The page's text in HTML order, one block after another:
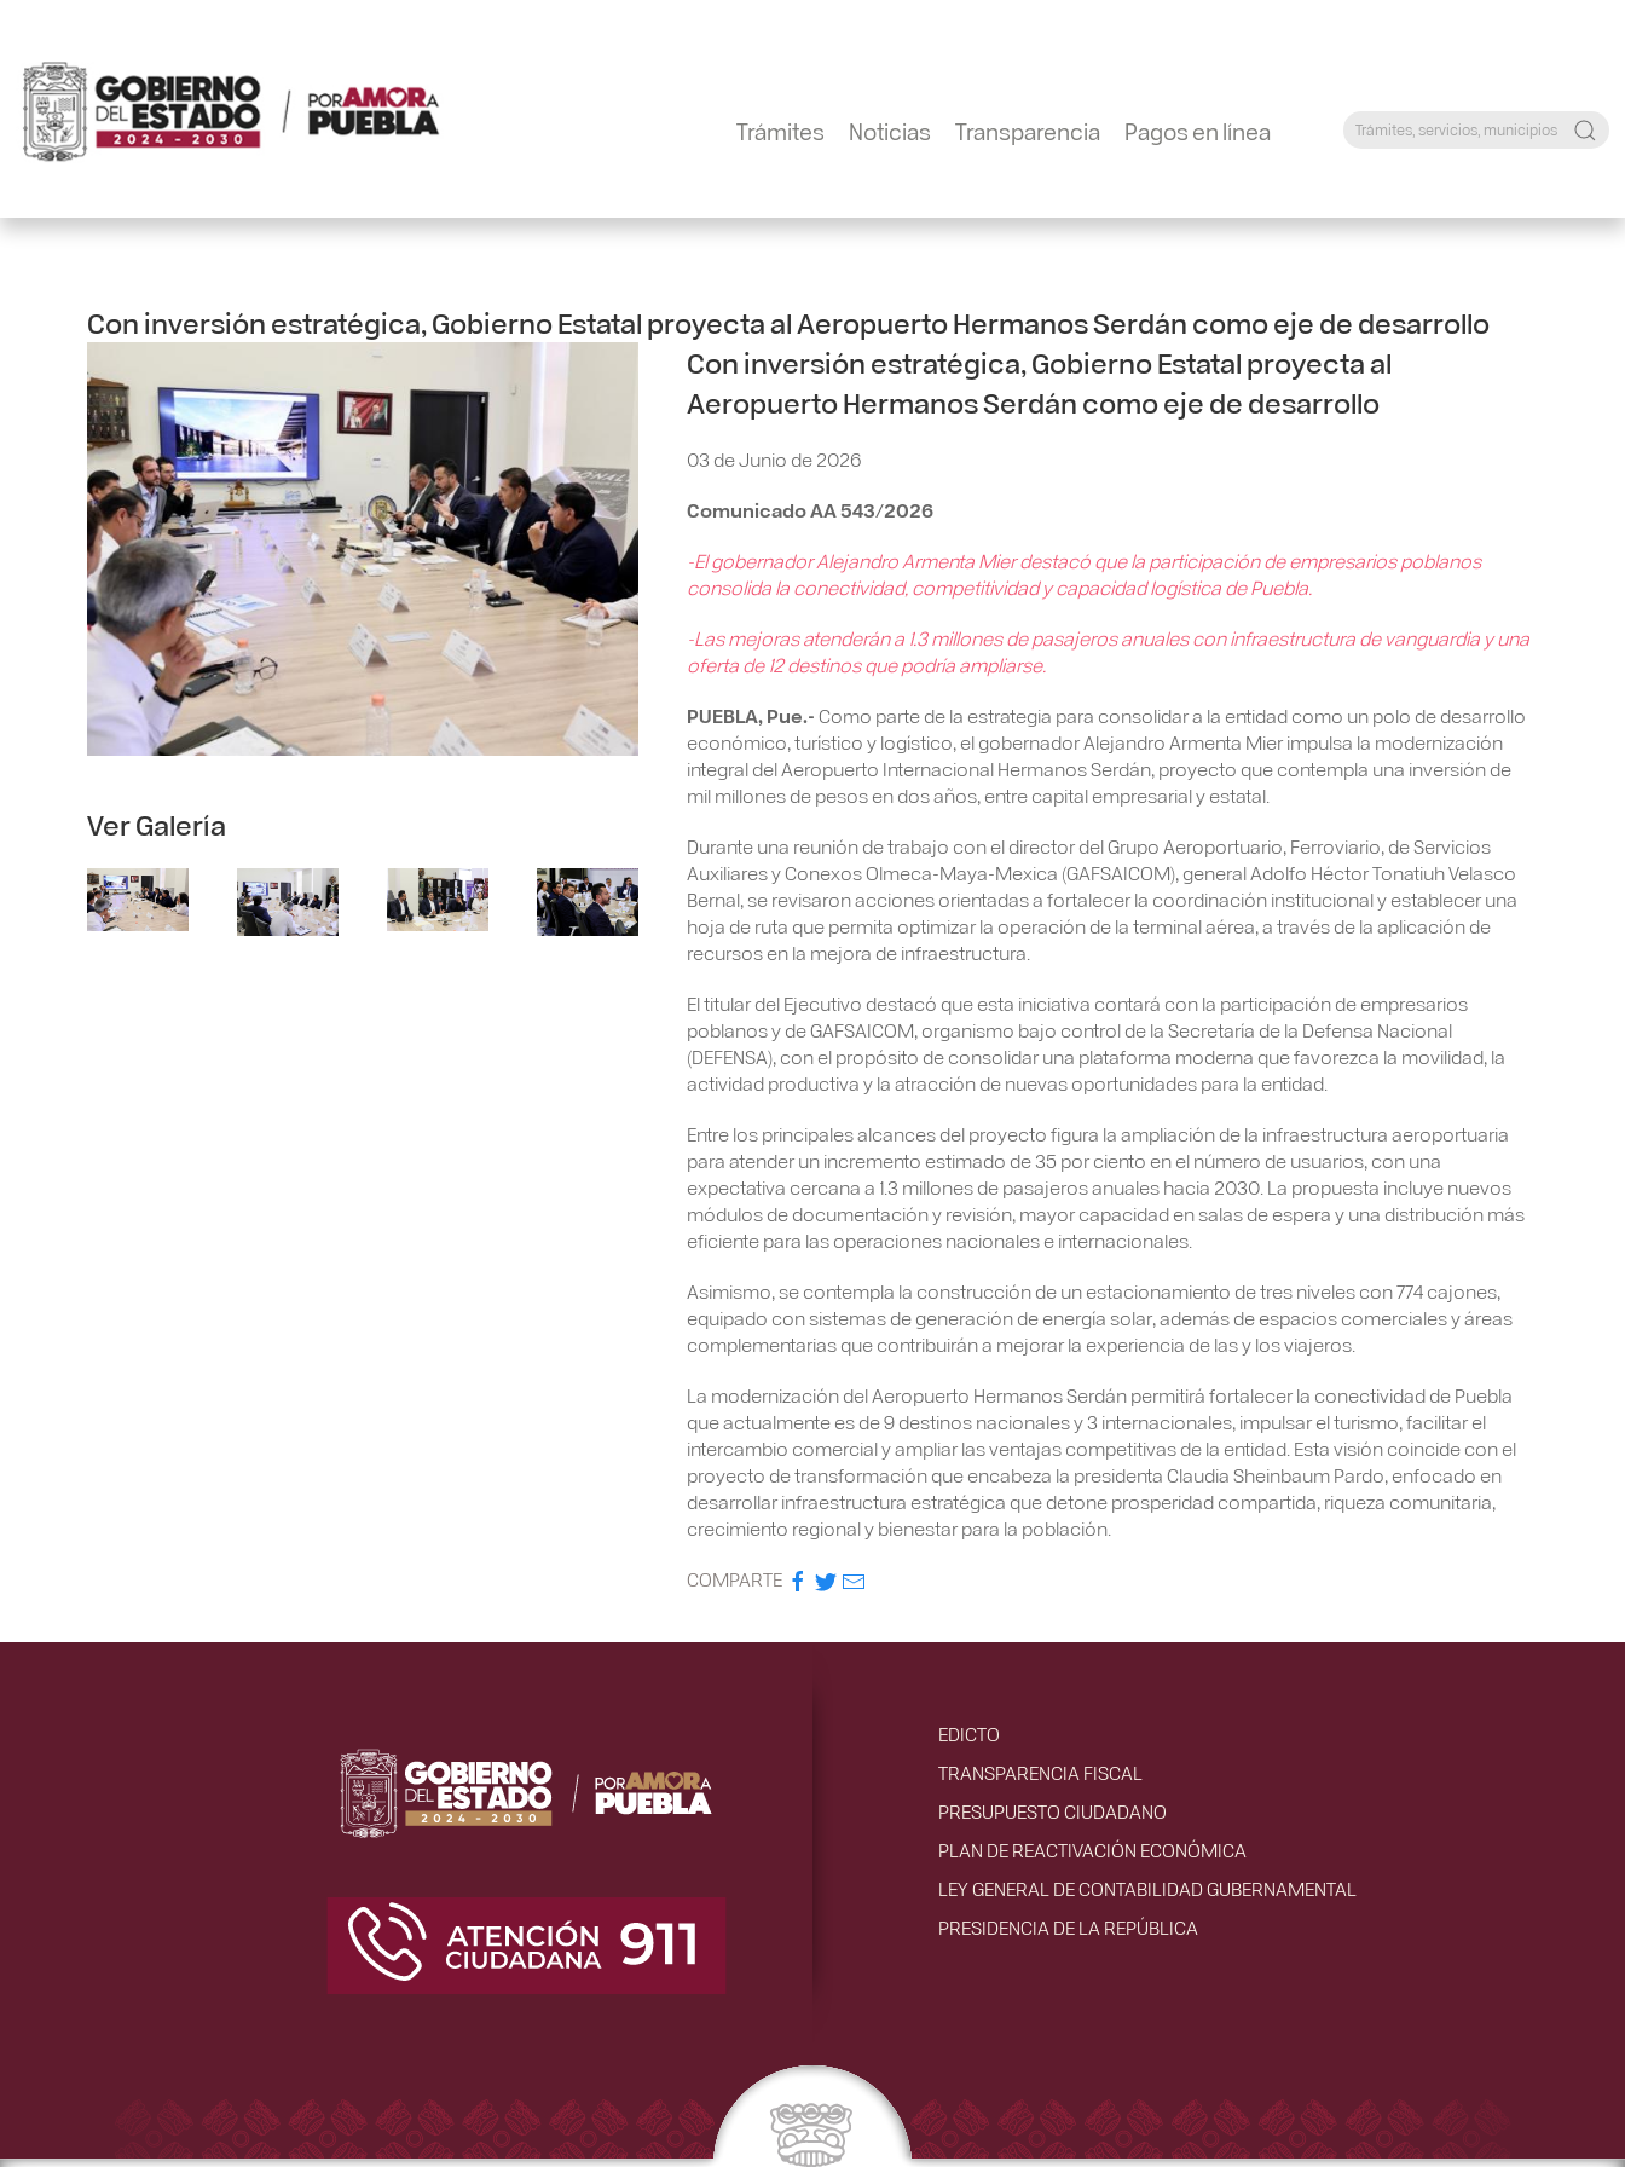
Trámites Noticias Transparencia Pagos en línea
Con inversión estratégica, Gobierno Estatal proyecta al Aeropuerto Hermanos Serdán como eje de desarrollo
Ver Galería
Con inversión estratégica, Gobierno Estatal proyecta al
Aeropuerto Hermanos Serdán como eje de desarrollo
03 de Junio de 2026
Comunicado AA 543/2026
-El gobernador Alejandro Armenta Mier destacó que la participación de empresarios poblanos
consolida la conectividad, competitividad y capacidad logística de Puebla.
-Las mejoras atenderán a 1.3 millones de pasajeros anuales con infraestructura de vanguardia y una
oferta de 12 destinos que podría ampliarse.
PUEBLA, Pue.-Como parte de la estrategia para consolidar a la entidad como un polo de desarrollo
económico, turístico y logístico, el gobernador Alejandro Armenta Mier impulsa la modernización
integral del Aeropuerto Internacional Hermanos Serdán, proyecto que contempla una inversión de
mil millones de pesos en dos años, entre capital empresarial y estatal.
Durante una reunión de trabajo con el director del Grupo Aeroportuario, Ferroviario, de Servicios
Auxiliares y Conexos Olmeca-Maya-Mexica (GAFSAICOM), general Adolfo Héctor Tonatiuh Velasco
Bernal, se revisaron acciones orientadas a fortalecer la coordinación institucional y establecer una
hoja de ruta que permita optimizar la operación de la terminal aérea, a través de la aplicación de
recursos en la mejora de infraestructura.
El titular del Ejecutivo destacó que esta iniciativa contará con la participación de empresarios
poblanos y de GAFSAICOM, organismo bajo control de la Secretaría de la Defensa Nacional
(DEFENSA), con el propósito de consolidar una plataforma moderna que favorezca la movilidad, la
actividad productiva y la atracción de nuevas oportunidades para la entidad.
Entre los principales alcances del proyecto figura la ampliación de la infraestructura aeroportuaria
para atender un incremento estimado de 35 por ciento en el número de usuarios, con una
expectativa cercana a 1.3 millones de pasajeros anuales hacia 2030. La propuesta incluye nuevos
módulos de documentación y revisión, mayor capacidad en salas de espera y una distribución más
eficiente para las operaciones nacionales e internacionales.
Asimismo, se contempla la construcción de un estacionamiento de tres niveles con 774 cajones,
equipado con sistemas de generación de energía solar, además de espacios comerciales y áreas
complementarias que contribuirán a mejorar la experiencia de las y los viajeros.
La modernización del Aeropuerto Hermanos Serdán permitirá fortalecer la conectividad de Puebla
que actualmente es de 9 destinos nacionales y 3 internacionales, impulsar el turismo, facilitar el
intercambio comercial y ampliar las ventajas competitivas de la entidad. Esta visión coincide con el
proyecto de transformación que encabeza la presidenta Claudia Sheinbaum Pardo, enfocado en
desarrollar infraestructura estratégica que detone prosperidad compartida, riqueza comunitaria,
crecimiento regional y bienestar para la población.
COMPARTE
EDICTO
TRANSPARENCIA FISCAL
PRESUPUESTO CIUDADANO
PLAN DE REACTIVACIÓN ECONÓMICA
LEY GENERAL DE CONTABILIDAD GUBERNAMENTAL
PRESIDENCIA DE LA REPÚBLICA